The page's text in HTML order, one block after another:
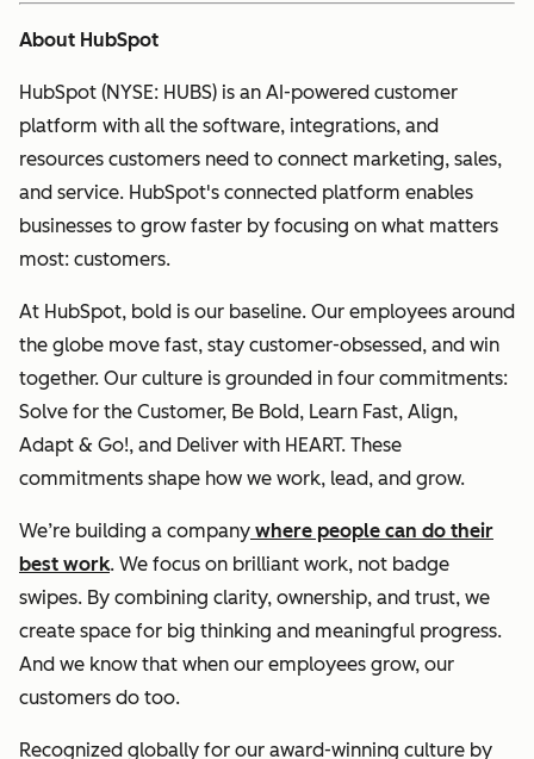
About HubSpot
HubSpot (NYSE: HUBS) is an AI-powered customer
platform with all the software, integrations, and
resources customers need to connect marketing, sales,
and service. HubSpot's connected platform enables
businesses to grow faster by focusing on what matters
most: customers.
At HubSpot, bold is our baseline. Our employees around
the globe move fast, stay customer-obsessed, and win
together. Our culture is grounded in four commitments:
Solve for the Customer, Be Bold, Learn Fast, Align,
Adapt & Go!, and Deliver with HEART. These
commitments shape how we work, lead, and grow.
We’re building a company where people can do their
best work. We focus on brilliant work, not badge
swipes. By combining clarity, ownership, and trust, we
create space for big thinking and meaningful progress.
And we know that when our employees grow, our
customers do too.
Recognized globally for our award-winning culture by